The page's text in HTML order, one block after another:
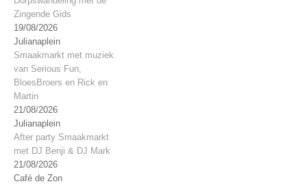
Zingende Gids
19/08/2026
Julianaplein
Smaakmarkt met muziek
van Serious Fun,
BloesBroers en Rick en
Martin
21/08/2026
Julianaplein
After party Smaakmarkt
met DJ Benji & DJ Mark
21/08/2026
Café de Zon